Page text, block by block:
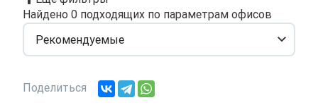
Найдено 0 подходящих по параметрам офисов
Рекомендуемые
Поделиться